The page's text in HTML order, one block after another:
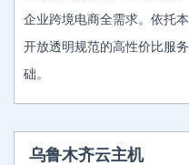
企业跨境电商全需求。依托
开放透明规范的高性价比服
础。
乌鲁木齐云主机